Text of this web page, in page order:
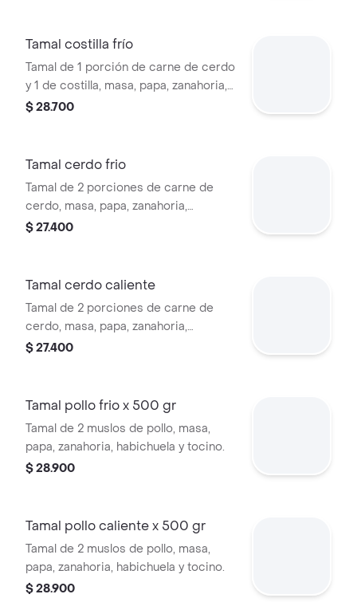
Tamal costilla frío
Tamal de 1 porción de carne de cerdo
y 1 de costilla, masa, papa, zanahoria,
habichuela y tocino, 360 gr.
$ 28.700
Tamal cerdo frio
Tamal de 2 porciones de carne de
cerdo, masa, papa, zanahoria,
habichuela y tocino, 360 gr.
$ 27.400
Tamal cerdo caliente
Tamal de 2 porciones de carne de
cerdo, masa, papa, zanahoria,
habichuela y tocino, 360 gr.
$ 27.400
Tamal pollo frio x 500 gr
Tamal de 2 muslos de pollo, masa,
papa, zanahoria, habichuela y tocino.
$ 28.900
Tamal pollo caliente x 500 gr
Tamal de 2 muslos de pollo, masa,
papa, zanahoria, habichuela y tocino.
$ 28.900